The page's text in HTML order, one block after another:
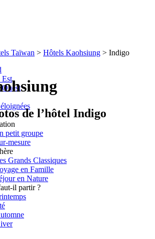
Est
petit groupe
mesure
Grands Classiques
en Famille
en Nature
il partir ?
Taïwan > Hôtels Kaohsiung > Indigo
de l’hôtel Indigo